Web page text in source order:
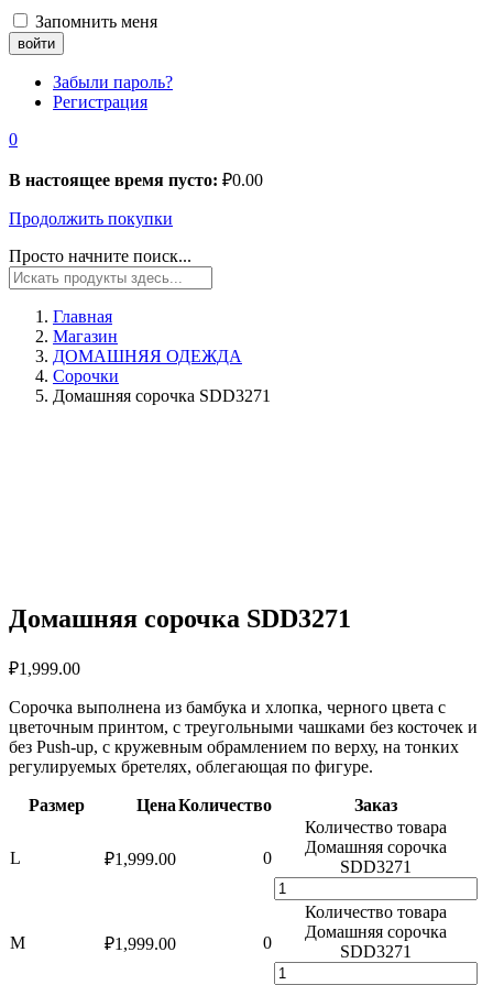
Запомнить меня
Забыли пароль?
Регистрация
0
В настоящее время пусто: ₽0.00
Продолжить покупки
Просто начните поиск...
Главная
Магазин
ДОМАШНЯЯ ОДЕЖДА
Сорочки
Домашняя сорочка SDD3271
Домашняя сорочка SDD3271
₽1,999.00
Сорочка выполнена из бамбука и хлопка, черного цвета с
цветочным принтом, с треугольными чашками без косточек и
без Push-up, с кружевным обрамлением по верху, на тонких
регулируемых бретелях, облегающая по фигуре.
Размер ЦенаКоличество Заказ
L ₽1,999.00 0
Количество товара
Домашняя сорочка
SDD3271
M ₽1,999.00 0
Количество товара
Домашняя сорочка
SDD3271